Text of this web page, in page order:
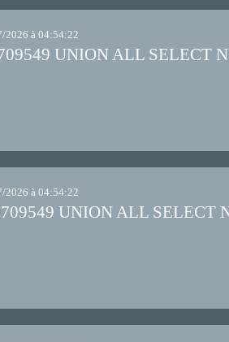
2026 à 04:54:22
UNION ALL SELECT
2026 à 04:54:22
UNION ALL